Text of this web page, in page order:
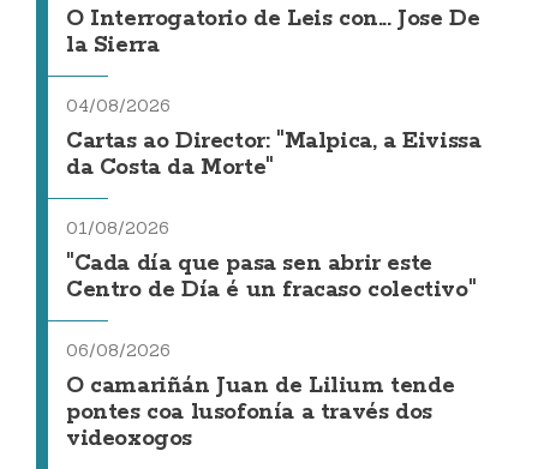
O Interrogatorio de Leis con... Jose De
la Sierra
04/08/2026
Cartas ao Director: "Malpica, a Eivissa
da Costa da Morte"
01/08/2026
"Cada día que pasa sen abrir este
Centro de Día é un fracaso colectivo"
06/08/2026
O camariñán Juan de Lilium tende
pontes coa lusofonía a través dos
videoxogos